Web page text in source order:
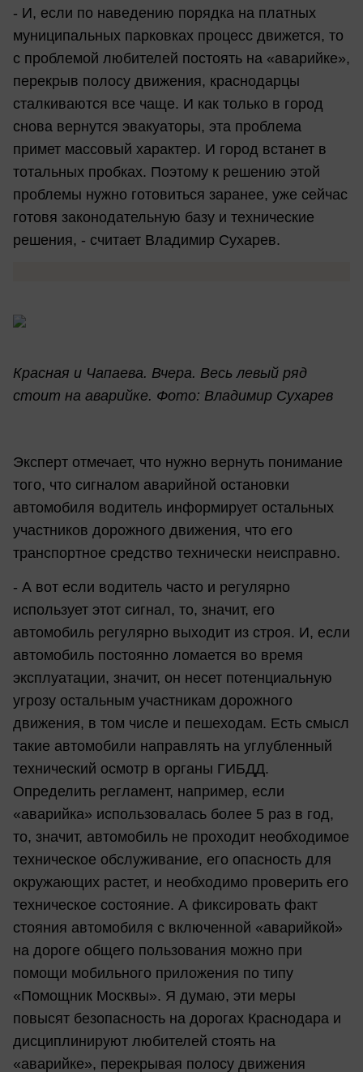
- И, если по наведению порядка на платных
муниципальных парковках процесс движется, то
с проблемой любителей постоять на «аварийке»,
перекрыв полосу движения, краснодарцы
сталкиваются все чаще. И как только в город
снова вернутся эвакуаторы, эта проблема
примет массовый характер. И город встанет в
тотальных пробках. Поэтому к решению этой
проблемы нужно готовиться заранее, уже сейчас
готовя законодательную базу и технические
решения, - считает Владимир Сухарев.
Красная и Чапаева. Вчера. Весь левый ряд
стоит на аварийке. Фото: Владимир Сухарев
Эксперт отмечает, что нужно вернуть понимание
того, что сигналом аварийной остановки
автомобиля водитель информирует остальных
участников дорожного движения, что его
транспортное средство технически неисправно.
- А вот если водитель часто и регулярно
использует этот сигнал, то, значит, его
автомобиль регулярно выходит из строя. И, если
автомобиль постоянно ломается во время
эксплуатации, значит, он несет потенциальную
угрозу остальным участникам дорожного
движения, в том числе и пешеходам. Есть смысл
такие автомобили направлять на углубленный
технический осмотр в органы ГИБДД.
Определить регламент, например, если
«аварийка» использовалась более 5 раз в год,
то, значит, автомобиль не проходит необходимое
техническое обслуживание, его опасность для
окружающих растет, и необходимо проверить его
техническое состояние. А фиксировать факт
стояния автомобиля с включенной «аварийкой»
на дороге общего пользования можно при
помощи мобильного приложения по типу
«Помощник Москвы». Я думаю, эти меры
повысят безопасность на дорогах Краснодара и
дисциплинируют любителей стоять на
«аварийке», перекрывая полосу движения